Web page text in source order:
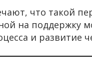
что такой
на поддержку
и развитие